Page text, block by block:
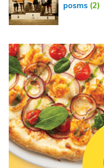
posms (2)